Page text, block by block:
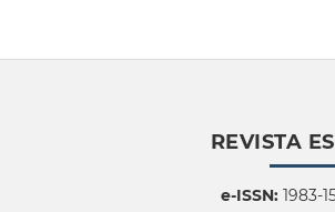
REVISTA
e-ISSN:1983-